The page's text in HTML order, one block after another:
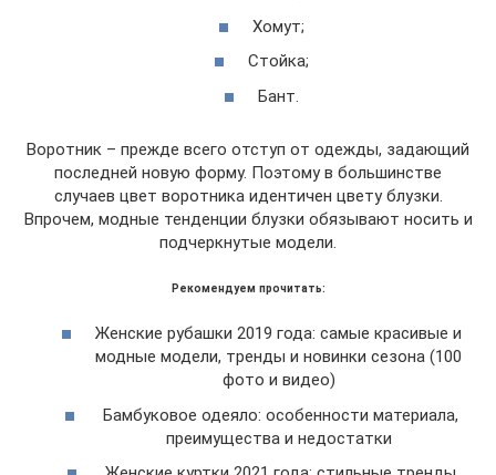
Хомут;
Стойка;
Бант.
Воротник – прежде всего отступ от одежды, задающий
последней новую форму. Поэтому в большинстве
случаев цвет воротника идентичен цвету блузки.
Впрочем, модные тенденции блузки обязывают носить и
подчеркнутые модели.
Рекомендуем прочитать:
Женские рубашки 2019 года: самые красивые и
модные модели, тренды и новинки сезона (100
фото и видео)
Бамбуковое одеяло: особенности материала,
преимущества и недостатки